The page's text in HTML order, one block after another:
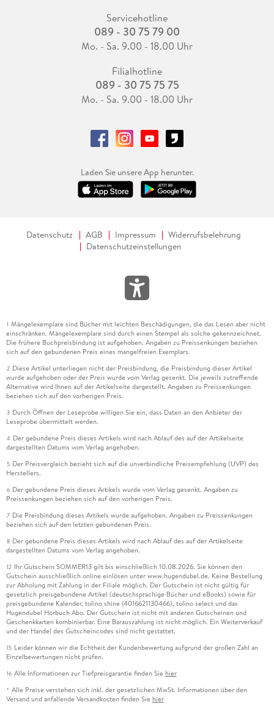
Servicehotline
089 - 30 75 79 00
Mo. - Sa. 9.00 - 18.00 Uhr
Filialhotline
089 - 30 75 75 75
Mo. - Sa. 9.00 - 18.00 Uhr
Laden Sie unsere App herunter.
Datenschutz AGB Impressum
Widerrufsbelehrung
Datenschutzeinstellungen
1 Mängelexemplare sind Bücher mit leichten Beschädigungen, die das Lesen aber nicht
einschränken. Mängelexemplare sind durch einen Stempel als solche gekennzeichnet.
Die frühere Buchpreisbindung ist aufgehoben. Angaben zu Preissenkungen beziehen
sich auf den gebundenen Preis eines mangelfreien Exemplars.
2 Diese Artikel unterliegen nicht der Preisbindung, die Preisbindung dieser Artikel
wurde aufgehoben oder der Preis wurde vom Verlag gesenkt. Die jeweils zutreffende
Alternative wird Ihnen auf der Artikelseite dargestellt. Angaben zu Preissenkungen
beziehen sich auf den vorherigen Preis.
3 Durch Öffnen der Leseprobe willigen Sie ein, dass Daten an den Anbieter der
Leseprobe übermittelt werden.
4 Der gebundene Preis dieses Artikels wird nach Ablauf des auf der Artikelseite
dargestellten Datums vom Verlag angehoben.
5 Der Preisvergleich bezieht sich auf die unverbindliche Preisempfehlung (UVP) des
Herstellers.
6 Der gebundene Preis dieses Artikels wurde vom Verlag gesenkt. Angaben zu
Preissenkungen beziehen sich auf den vorherigen Preis.
7 Die Preisbindung dieses Artikels wurde aufgehoben. Angaben zu Preissenkungen
beziehen sich auf den letzten gebundenen Preis.
8 Der gebundene Preis dieses Artikels wird nach Ablauf des auf der Artikelseite
dargestellten Datums vom Verlag angehoben.
12 Ihr Gutschein SOMMER13 gilt bis einschließlich 10.08.2026. Sie können den
Gutschein ausschließlich online einlösen unter www.hugendubel.de. Keine Bestellung
zur Abholung mit Zahlung in der Filiale möglich. Der Gutschein ist nicht gültig für
gesetzlich preisgebundene Artikel (deutschsprachige Bücher und eBooks) sowie für
preisgebundene Kalender, tolino shine (4016621130466), tolino select und das
Hugendubel Hörbuch Abo. Der Gutschein ist nicht mit anderen Gutscheinen und
Geschenkkarten kombinierbar. Eine Barauszahlung ist nicht möglich. Ein Weiterverkauf
und der Handel des Gutscheincodes sind nicht gestattet.
15 Leider können wir die Echtheit der Kundenbewertung aufgrund der großen Zahl an
Einzelbewertungen nicht prüfen.
16 Alle Informationen zur Tiefpreisgarantie finden Sie hier
* Alle Preise verstehen sich inkl. der gesetzlichen MwSt. Informationen über den
Versand und anfallende Versandkosten finden Sie hier